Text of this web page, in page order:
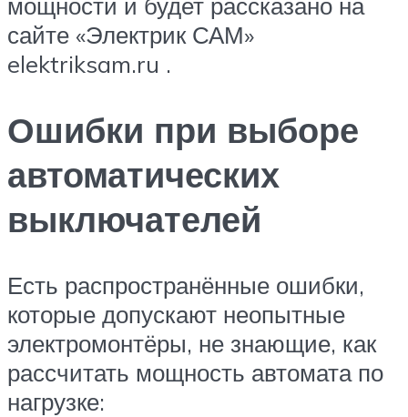
сайте «Электрик САМ»
elektriksam.ru .
Ошибки при выборе
автоматических
выключателей
Есть распространённые ошибки,
которые допускают неопытные
электромонтёры, не знающие, как
рассчитать мощность автомата по
нагрузке: